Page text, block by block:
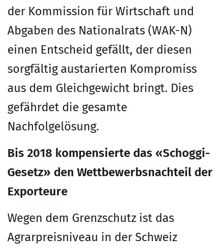
der Kommission für Wirtschaft und
Abgaben des Nationalrats (WAK-N)
einen Entscheid gefällt, der diesen
sorgfältig austarierten Kompromiss
aus dem Gleichgewicht bringt. Dies
gefährdet die gesamte
Nachfolgelösung.
Bis 2018 kompensierte das «Schoggi-
Gesetz» den Wettbewerbsnachteil der
Exporteure
Wegen dem Grenzschutz ist das
Agrarpreisniveau in der Schweiz